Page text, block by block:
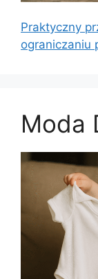
Praktyczny
ograniczaniu
Moda